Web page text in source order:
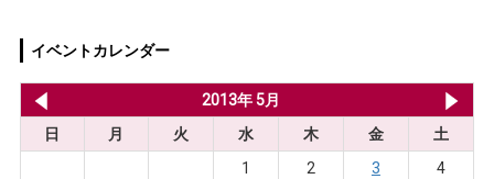
イベントカレンダー
2013年 5月
日
月 火 水 木 金
土
1
2 3
4